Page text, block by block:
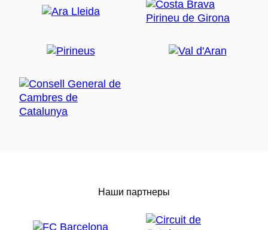
Наши партнеры